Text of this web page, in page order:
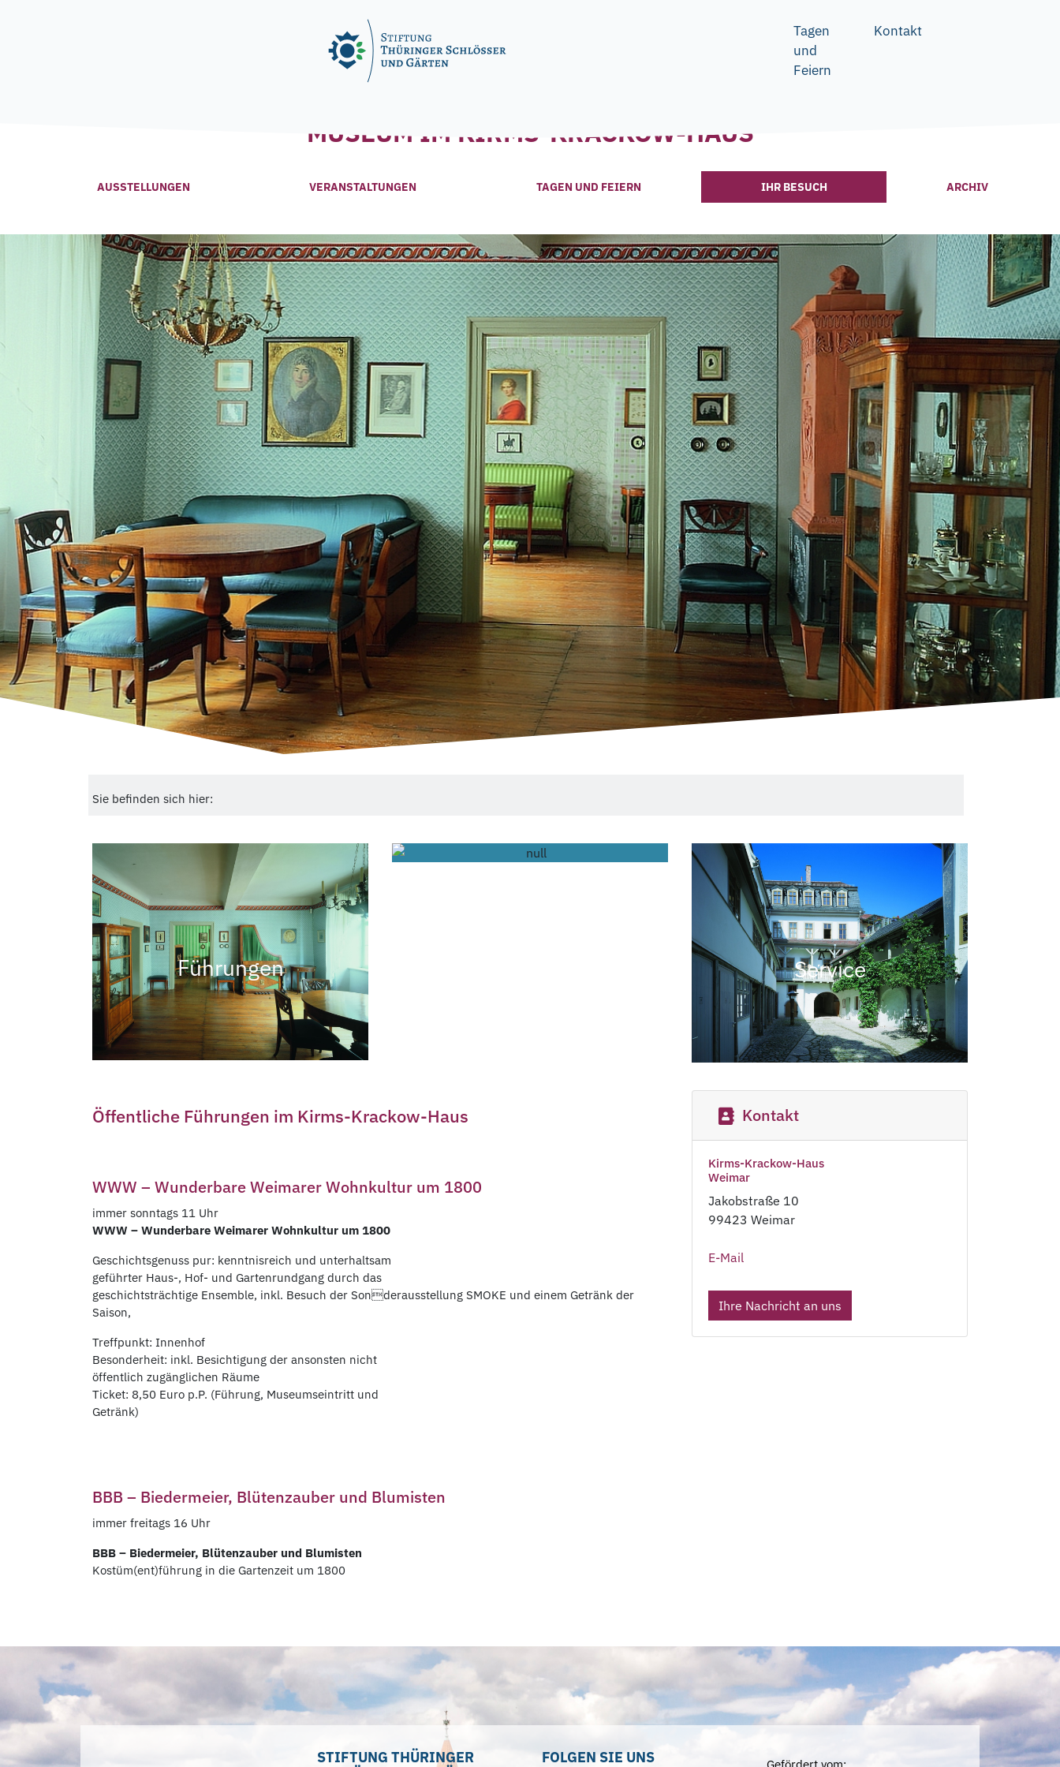
Tagen
und
Feiern
Kontakt
MUSEUM IM KIRMS-KRACKOW-HAUS
AUSSTELLUNGEN VERANSTALTUNGEN TAGEN UND FEIERN IHR BESUCH ARCHIV
Sie befinden sich hier:
Führungen Service
Öffentliche Führungen im Kirms-Krackow-Haus
WWW – Wunderbare Weimarer Wohnkultur um 1800
immer sonntags 11 Uhr
WWW – Wunderbare Weimarer Wohnkultur um 1800
Geschichtsgenuss pur: kenntnisreich und unterhaltsam
geführter Haus-, Hof- und Gartenrundgang durch das
geschichtsträchtige Ensemble, inkl. Besuch der Sonderausstellung SMOKE und einem Getränk der
Saison,
Treffpunkt: Innenhof
Besonderheit: inkl. Besichtigung der ansonsten nicht
öffentlich zugänglichen Räume
Ticket: 8,50 Euro p.P. (Führung, Museumseintritt und
Getränk)
BBB – Biedermeier, Blütenzauber und Blumisten
immer freitags 16 Uhr
BBB – Biedermeier, Blütenzauber und Blumisten
Kostüm(ent)führung in die Gartenzeit um 1800
Kontakt
Kirms-Krackow-Haus
Weimar
Jakobstraße 10
99423 Weimar
E-Mail
Ihre Nachricht an uns
STIFTUNG THÜRINGER
FOLGEN SIE UNS Gefördert vom: